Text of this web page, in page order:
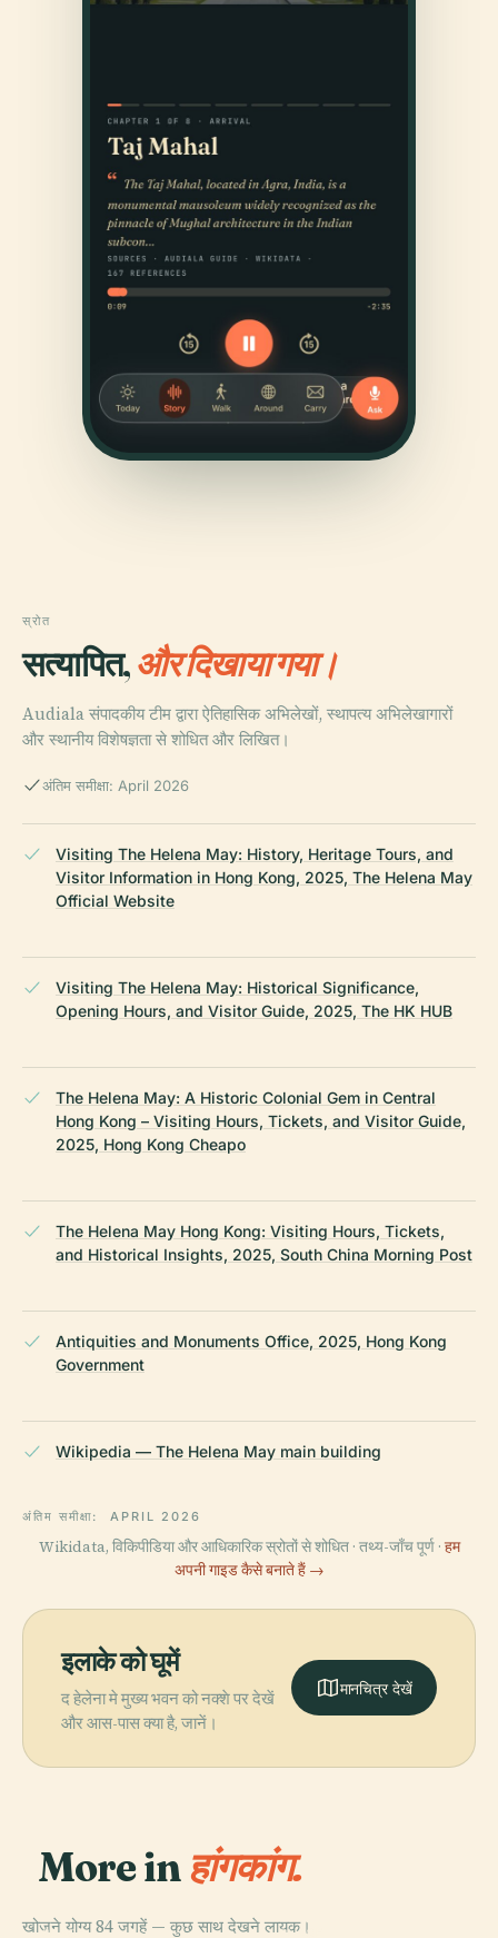
स्रोत
सत्यापित,और दिखाया गया।
Audiala संपादकीय टीम द्वारा ऐतिहासिक अभिलेखों, स्थापत्य अभिलेखागारों
और स्थानीय विशेषज्ञता से शोधित और लिखित।
अंतिम समीक्षा: April 2026
Visiting The Helena May: History, Heritage Tours, and
Visitor Information in Hong Kong, 2025, The Helena May
Official Website
Visiting The Helena May: Historical Significance,
Opening Hours, and Visitor Guide, 2025, The HK HUB
The Helena May: A Historic Colonial Gem in Central
Hong Kong – Visiting Hours, Tickets, and Visitor Guide,
2025, Hong Kong Cheapo
The Helena May Hong Kong: Visiting Hours, Tickets,
and Historical Insights, 2025, South China Morning Post
Antiquities and Monuments Office, 2025, Hong Kong
Government
Wikipedia — The Helena May main building
अंतिम समीक्षा: APRIL 2026
Wikidata, विकिपीडिया और आधिकारिक स्रोतों से शोधित · तथ्य-जाँच पूर्ण · हम
अपनी गाइड कैसे बनाते हैं →
इलाके को घूमें
द हेलेना मे मुख्य भवन को नक्शे पर देखें
और आस-पास क्या है, जानें।
मानचित्र देखें
More inहांगकांग.
खोजने योग्य 84 जगहें — कुछ साथ देखने लायक।
PLACE PLACE